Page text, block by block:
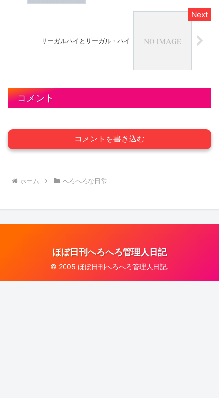
リーガルハイとリーガル・ハイ
コメント
コメントを書き込む
ホーム へろへろな日常
ほぼ日刊へろへろ管理人日記
© 2005 ほぼ日刊へろへろ管理人日記.